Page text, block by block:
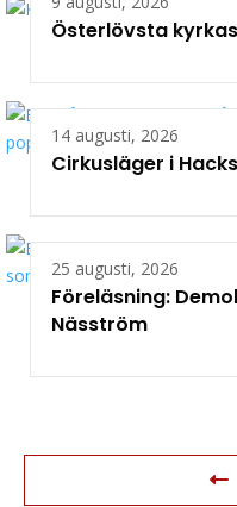
Österlövsta
14 augusti, 2026
Cirkusläger i
25 augusti, 2026
Föreläsning:
Näsström